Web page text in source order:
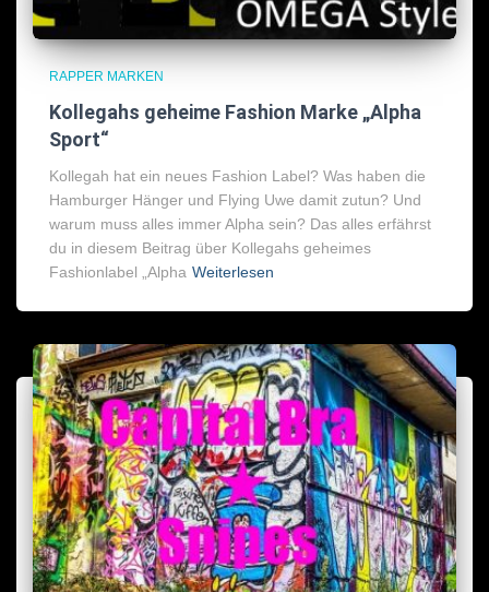
RAPPER MARKEN
Kollegahs geheime Fashion Marke „Alpha
Sport“
Kollegah hat ein neues Fashion Label? Was haben die
Hamburger Hänger und Flying Uwe damit zutun? Und
warum muss alles immer Alpha sein? Das alles erfährst
du in diesem Beitrag über Kollegahs geheimes
Fashionlabel „Alpha Weiterlesen